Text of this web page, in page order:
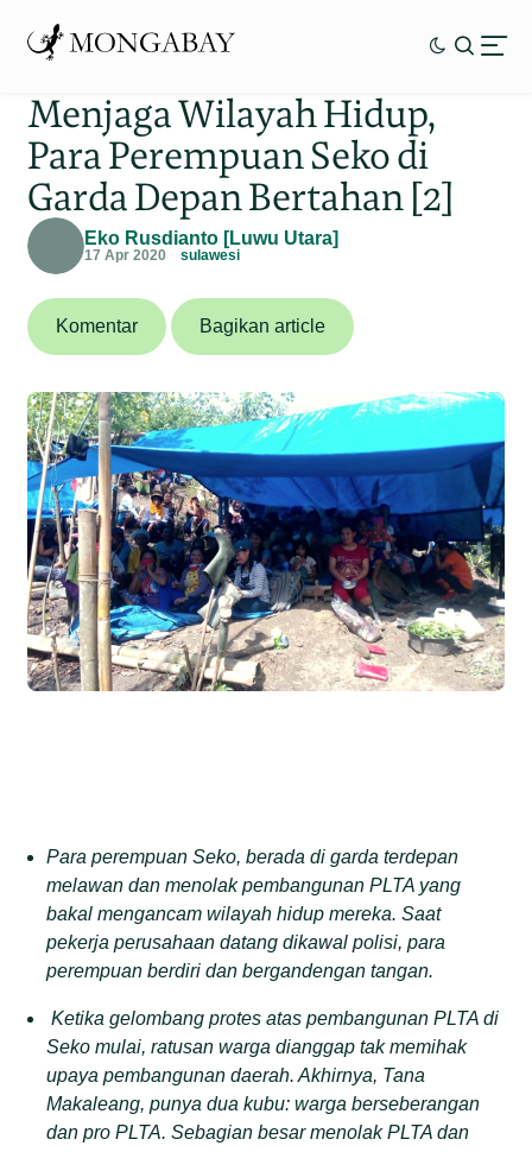
Menjaga Wilayah Hidup,
Para Perempuan Seko di
Garda Depan Bertahan [2]
Eko Rusdianto [Luwu Utara]
17 Apr 2020 sulawesi
Komentar Bagikan article
Para perempuan Seko, berada di garda terdepan
melawan dan menolak pembangunan PLTA yang
bakal mengancam wilayah hidup mereka. Saat
pekerja perusahaan datang dikawal polisi, para
perempuan berdiri dan bergandengan tangan.
Ketika gelombang protes atas pembangunan PLTA di
Seko mulai, ratusan warga dianggap tak memihak
upaya pembangunan daerah.Akhirnya, Tana
Makaleang, punya dua kubu: warga berseberangan
dan pro PLTA. Sebagian besar menolak PLTA dan